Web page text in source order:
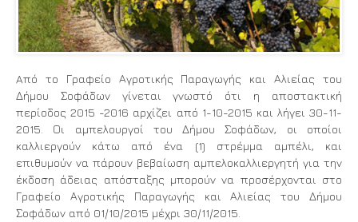
Aπό το Γραφείο Αγροτικής Παραγωγής και Αλιείας του
Δήμου Σοφάδων γίνεται γνωστό ότι η αποστακτική
περίοδος 2015 -2016 αρχίζει από 1-10-2015 και λήγει 30-11-
2015. Οι αμπελουργοί του Δήμου Σοφάδων, οι οποίοι
καλλιεργούν κάτω από ένα (1) στρέμμα αμπέλι, και
επιθυμούν να πάρουν βεβαίωση αμπελοκαλλιεργητή για την
έκδοση άδειας απόσταξης μπορούν να προσέρχονται στο
Γραφείο Αγροτικής Παραγωγής και Αλιείας του Δήμου
Σοφάδων από 01/10/2015 μέχρι 30/11/2015.